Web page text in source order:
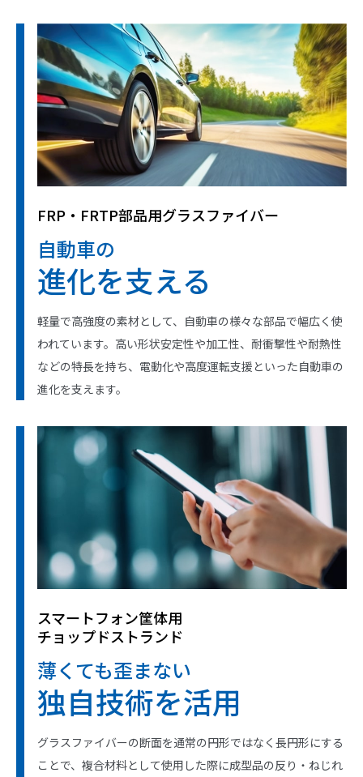
FRP・FRTP部品用グラスファイバー
自動車の
進化を支える
軽量で高強度の素材として、自動車の様々な部品で幅広く使
われています。高い形状安定性や加工性、耐衝撃性や耐熱性
などの特長を持ち、電動化や高度運転支援といった自動車の
進化を支えます。
スマートフォン筐体用
チョップドストランド
薄くても歪まない
独自技術を活用
グラスファイバーの断面を通常の円形ではなく長円形にする
ことで、複合材料として使用した際に成型品の反り・ねじれ